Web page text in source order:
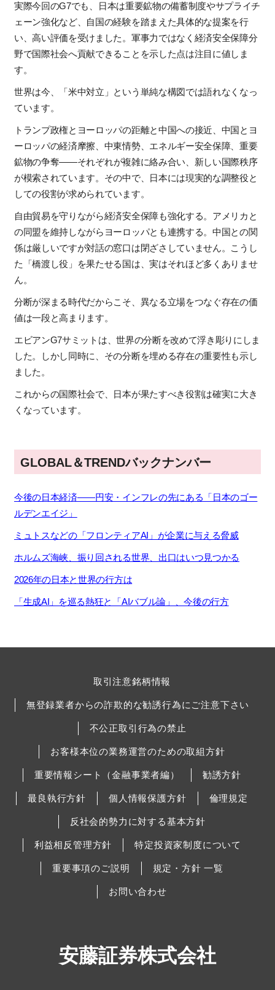
実際今回のG7でも、日本は重要鉱物の備蓄制度やサプライチ
ェーン強化など、自国の経験を踏まえた具体的な提案を行
い、高い評価を受けました。軍事力ではなく経済安全保障分
野で国際社会へ貢献できることを示した点は注目に値しま
す。
世界は今、「米中対立」という単純な構図では語れなくなっ
ています。
トランプ政権とヨーロッパの距離と中国への接近、中国とヨ
ーロッパの経済摩擦、中東情勢、エネルギー安全保障、重要
鉱物の争奪――それぞれが複雑に絡み合い、新しい国際秩序
が模索されています。その中で、日本には現実的な調整役と
しての役割が求められています。
自由貿易を守りながら経済安全保障も強化する。アメリカと
の同盟を維持しながらヨーロッパとも連携する。中国との関
係は厳しいですが対話の窓口は閉ざさしていません。こうし
た「橋渡し役」を果たせる国は、実はそれほど多くありませ
ん。
分断が深まる時代だからこそ、異なる立場をつなぐ存在の価
値は一段と高まります。
エビアンG7サミットは、世界の分断を改めて浮き彫りにしま
した。しかし同時に、その分断を埋める存在の重要性も示し
ました。
これからの国際社会で、日本が果たすべき役割は確実に大き
くなっています。
GLOBAL＆TRENDバックナンバー
今後の日本経済――円安・インフレの先にある「日本のゴー
ルデンエイジ」
ミュトスなどの「フロンティアAI」が企業に与える脅威
ホルムズ海峡、振り回される世界、出口はいつ見つかる
2026年の日本と世界の行方は
「生成AI」を巡る熱狂と「AIバブル論」、今後の行方
取引注意銘柄情報
無登録業者からの詐欺的な勧誘行為にご注意下さい
不公正取引行為の禁止
お客様本位の業務運営のための取組方針
重要情報シート（金融事業者編） 勧誘方針
最良執行方針 個人情報保護方針 倫理規定
反社会的勢力に対する基本方針
利益相反管理方針 特定投資家制度について
重要事項のご説明 規定・方針 一覧
お問い合わせ
安藤証券株式会社